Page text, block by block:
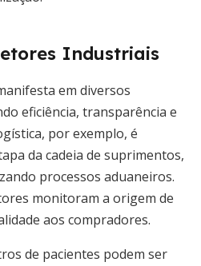
Industriais
em diversos
eficiência, transparência e
por exemplo, é
da cadeia de suprimentos,
processos aduaneiros.
monitoram a origem de
aos compradores.
de pacientes podem ser